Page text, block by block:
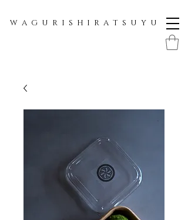
W A G U R I S H I R A T S U Y U